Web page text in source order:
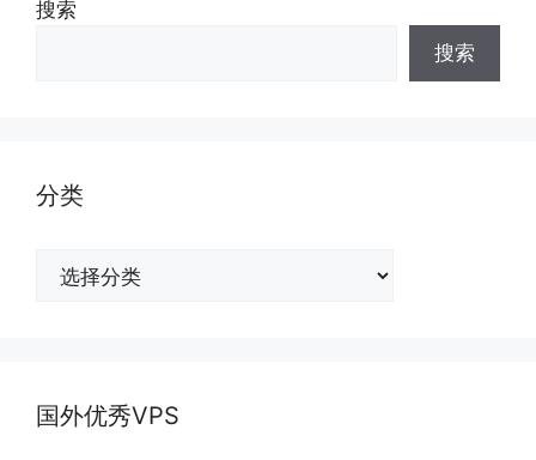
搜索
搜索
分类
国外优秀VPS